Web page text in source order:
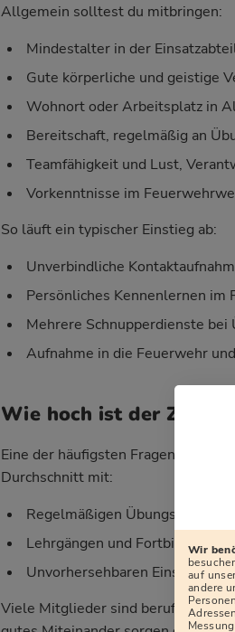
Allgemein solltest du mitbringen:
Mindestalter in der
Gute körperliche und geistige
Wohnort oder Arbeitsplatz in
Bereitschaft, regelmäßig an
Teamfähigkeit und Lust,
Vorkenntnisse im
So läuft ein typischer Einstieg ab:
Unverbindliche
Persönliches Kennenlernen im
Mehrere Schnupperdienste bei
Aufnahme in die Feuerwehr
Wie hoch ist der
Eine der häufigsten Fragen lautet:
Durchschnitt mit:
Regelmäßigen
Lehrgängen und
Unvorhersehbaren Einsätzen,
Viele Mitglieder sind berufstätig,
Wir
auf
andere